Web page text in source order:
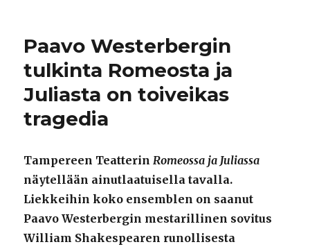
Paavo Westerbergin
tulkinta Romeosta ja
Juliasta on toiveikas
tragedia
Tampereen Teatterin Romeossa ja Juliassa
näytellään ainutlaatuisella tavalla.
Liekkeihin koko ensemblen on saanut
Paavo Westerbergin mestarillinen sovitus
William Shakespearen runollisesta